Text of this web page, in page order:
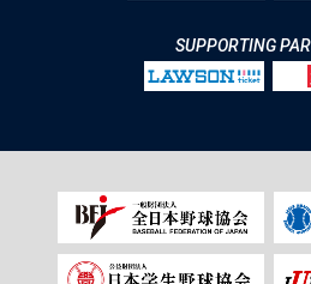
SUPPORTING